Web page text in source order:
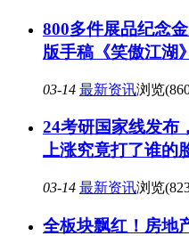
800多件展品纪念
版手稿《笑傲江湖
03-14 最新资讯浏览
24考研国家线发布
上涨究竟打了谁的
03-14 最新资讯浏览
全板块飘红！房地